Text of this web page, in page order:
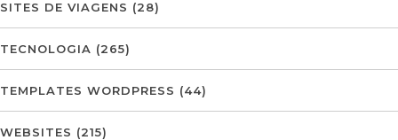
SITES DE VIAGENS (28)
TECNOLOGIA (265)
TEMPLATES WORDPRESS (44)
WEBSITES (215)